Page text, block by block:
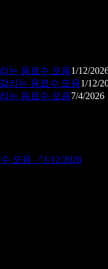
는 음료수 모음1/12/
리는 음료수 모음1/12/
는 음료수 모음7/4/2026
모음 ↗ 1/12/2026